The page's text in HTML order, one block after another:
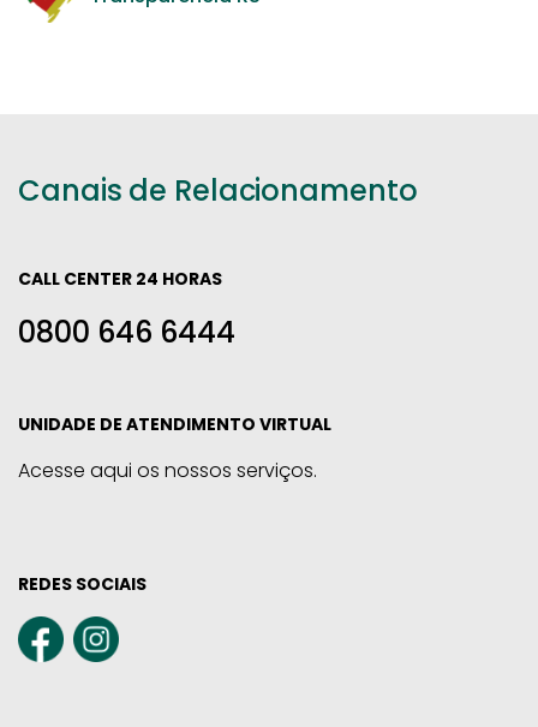
Canais de Relacionamento
CALL CENTER 24 HORAS
0800 646 6444
UNIDADE DE ATENDIMENTO VIRTUAL
Acesse aqui os nossos serviços.
REDES SOCIAIS